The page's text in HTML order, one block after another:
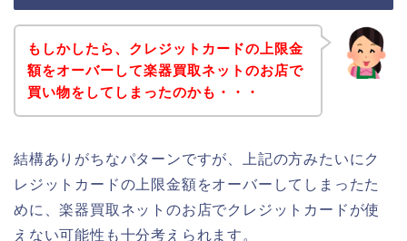
もしかしたら、クレジットカードの上限金
額をオーバーして楽器買取ネットのお店で
買い物をしてしまったのかも・・・
結構ありがちなパターンですが、上記の方みたいにク
レジットカードの上限金額をオーバーしてしまったた
めに、楽器買取ネットのお店でクレジットカードが使
えない可能性も十分考えられます。